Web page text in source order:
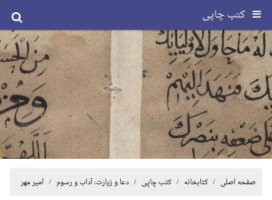
کتب چاپی
صفحه اصلی / کتابخانه /کتب چاپی /دعا و زیارت، آداب و رسوم / امیر مهر